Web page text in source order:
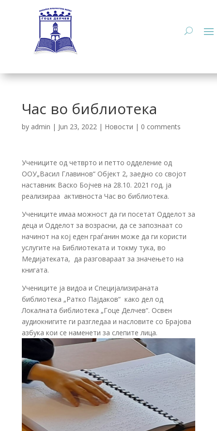
Час во библиотека
by admin | Jun 23, 2022| Новости | 0 comments
Учениците од четврто и петто одделение од
ООУ„Васил Главинов“ Објект 2, заедно со својот
наставник Васко Бојчев на 28.10. 2021 год. ја
реализираа активноста Час во библиотека.
Учениците имаа можност да ги посетат Одделот за
деца и Одделот за возрасни, да се запознаат со
начинот на кој еден граѓанин може да ги користи
услугите на Библиотеката и токму тука, во
Медијатеката, да разговараат за значењето на
книгата.
Учениците ја видоа и Специјализираната
библиотека „Ратко Пајдаков“ како дел од
Локалната библиотека „Гоце Делчев“. Освен
аудиокнигите ги разгледаа и насловите со Брајова
азбука кои се наменети за слепите лица.